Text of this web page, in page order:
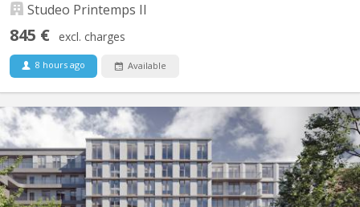
Studeo Printemps II
845 € excl. charges
8 hours ago Available
BK 20499
Student rooms & studios for rent - StudiX Residence Our new
StudiX student residence comprises 171 fully-equipped studios
with many common facilities (reception, gym, study room, bar,